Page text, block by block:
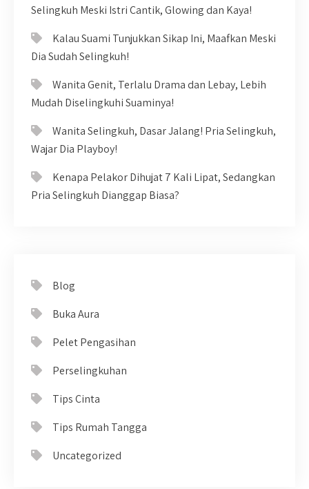
Selingkuh Meski Istri Cantik, Glowing dan Kaya!
Kalau Suami Tunjukkan Sikap Ini, Maafkan Meski
Dia Sudah Selingkuh!
Wanita Genit, Terlalu Drama dan Lebay, Lebih
Mudah Diselingkuhi Suaminya!
Wanita Selingkuh, Dasar Jalang! Pria Selingkuh,
Wajar Dia Playboy!
Kenapa Pelakor Dihujat 7 Kali Lipat, Sedangkan
Pria Selingkuh Dianggap Biasa?
Blog
Buka Aura
Pelet Pengasihan
Perselingkuhan
Tips Cinta
Tips Rumah Tangga
Uncategorized